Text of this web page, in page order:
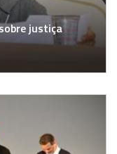
justiça